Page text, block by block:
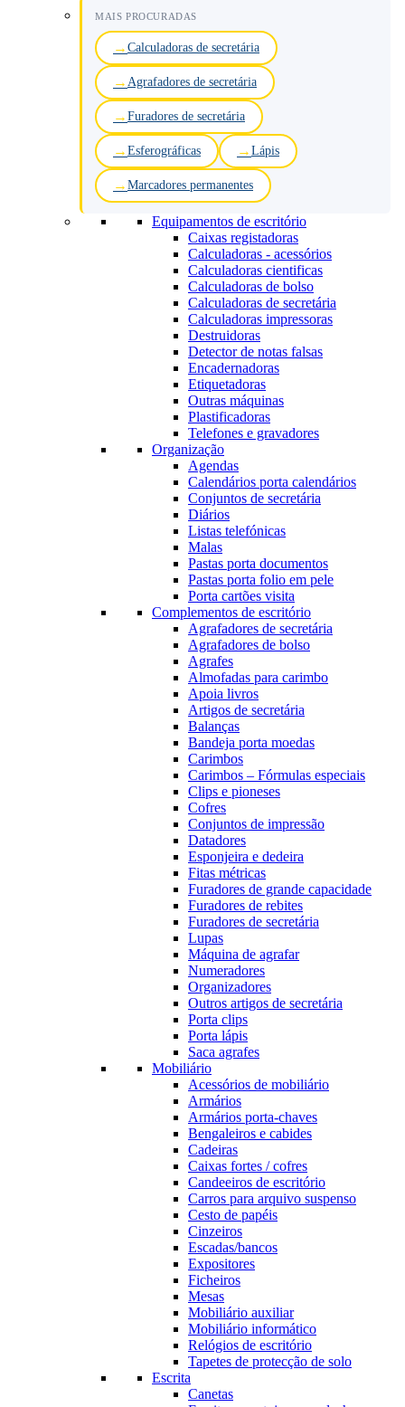
MAIS PROCURADAS
Calculadoras de secretária
Agrafadores de secretária
Furadores de secretária
Esferográficas Lápis
Marcadores permanentes
Equipamentos de escritório
Caixas registadoras
Calculadoras - acessórios
Calculadoras cientificas
Calculadoras de bolso
Calculadoras de secretária
Calculadoras impressoras
Destruidoras
Detector de notas falsas
Encadernadoras
Etiquetadoras
Outras máquinas
Plastificadoras
Telefones e gravadores
Organização
Agendas
Calendários porta calendários
Conjuntos de secretária
Diários
Listas telefónicas
Malas
Pastas porta documentos
Pastas porta folio em pele
Porta cartões visita
Complementos de escritório
Agrafadores de secretária
Agrafadores de bolso
Agrafes
Almofadas para carimbo
Apoia livros
Artigos de secretária
Balanças
Bandeja porta moedas
Carimbos
Carimbos – Fórmulas especiais
Clips e pioneses
Cofres
Conjuntos de impressão
Datadores
Esponjeira e dedeira
Fitas métricas
Furadores de grande capacidade
Furadores de rebites
Furadores de secretária
Lupas
Máquina de agrafar
Numeradores
Organizadores
Outros artigos de secretária
Porta clips
Porta lápis
Saca agrafes
Mobiliário
Acessórios de mobiliário
Armários
Armários porta-chaves
Bengaleiros e cabides
Cadeiras
Caixas fortes / cofres
Candeeiros de escritório
Carros para arquivo suspenso
Cesto de papéis
Cinzeiros
Escadas/bancos
Expositores
Ficheiros
Mesas
Mobiliário auxiliar
Mobiliário informático
Relógios de escritório
Tapetes de protecção de solo
Escrita
Canetas